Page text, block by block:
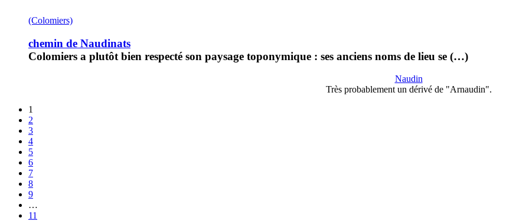
(Colomiers)
chemin de Naudinats
Colomiers a plutôt bien respecté son paysage toponymique : ses anciens noms de lieu se (…)
Naudin
Très probablement un dérivé de "Arnaudin".
1
2
3
4
5
6
7
8
9
…
11